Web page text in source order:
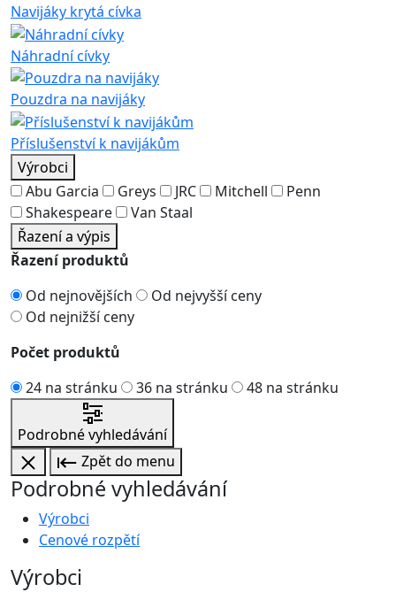
Navijáky krytá cívka
Náhradní cívky
Pouzdra na navijáky
Příslušenství k navijákům
Výrobci
Abu Garcia
Greys JRC Mitchell
Penn
Shakespeare
Van Staal
Řazení a výpis
Řazení produktů
Od nejnovějších
Od nejvyšší ceny
Od nejnižší ceny
Počet produktů
24 na stránku
36 na stránku 48 na stránku
Podrobné vyhledávání
Zpět do menu
Podrobné vyhledávání
Výrobci
Cenové rozpětí
Výrobci